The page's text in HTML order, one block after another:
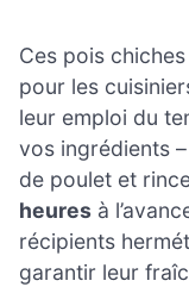
Ces pois
pour les
leur emploi du
vos ingrédients
de poulet et
heures à
récipients
garantir leur